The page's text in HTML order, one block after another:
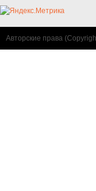
Авторские права